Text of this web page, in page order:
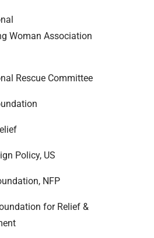
Woman Association
Rescue Committee
Policy, US
NFP
for Relief &